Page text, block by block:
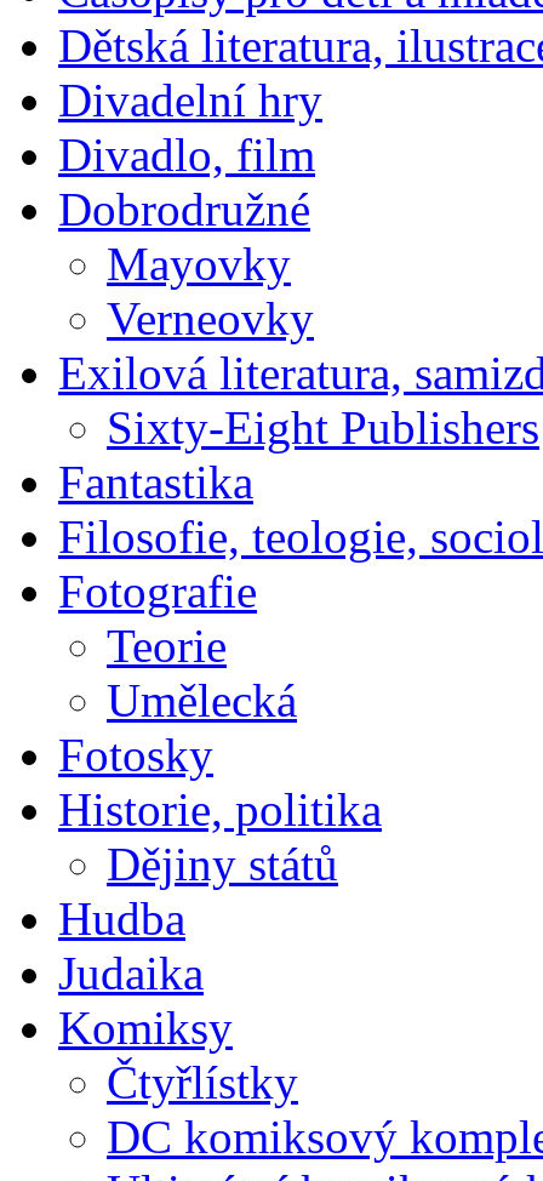
Dětská literatura,
Divadelní hry
Divadlo, film
Dobrodružné
Mayovky
Verneovky
Exilová literatura,
Sixty-Eight Publishers
Fantastika
Filosofie, teologie,
Fotografie
Teorie
Umělecká
Fotosky
Historie, politika
Dějiny států
Hudba
Judaika
Komiksy
Čtyřlístky
DC komiksový